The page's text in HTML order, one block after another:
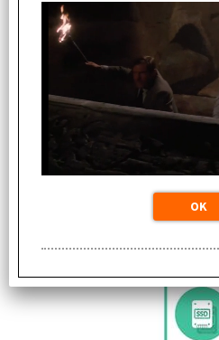
UPGRADE A 120GB SSD +
(0 PZ)
€